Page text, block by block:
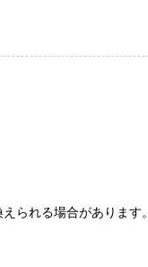
られる場合があります。